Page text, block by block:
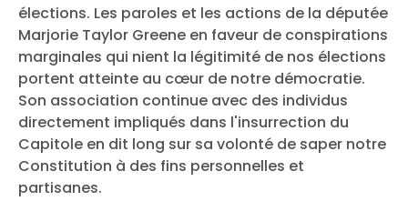
élections. Les paroles et les actions de la députée
Marjorie Taylor Greene en faveur de conspirations
marginales qui nient la légitimité de nos élections
portent atteinte au cœur de notre démocratie.
Son association continue avec des individus
directement impliqués dans l'insurrection du
Capitole en dit long sur sa volonté de saper notre
Constitution à des fins personnelles et
partisanes.